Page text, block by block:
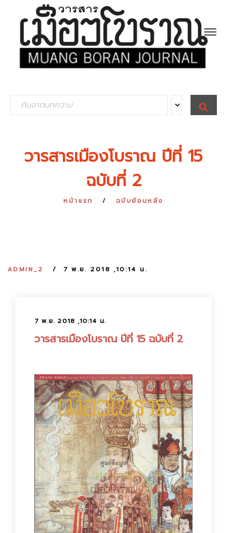
e
S
E
A
วารสารเมืองโบราณ ปีที่ 15
ฉบับที่ 2
หน้าแรก ฉบับย้อนหลัง
ADMIN_2 7 พ.ย. 2018 ,10:14 น.
7 พ.ย. 2018 ,10:14 น.
วารสารเมืองโบราณ ปีที่ 15 ฉบับที่ 2